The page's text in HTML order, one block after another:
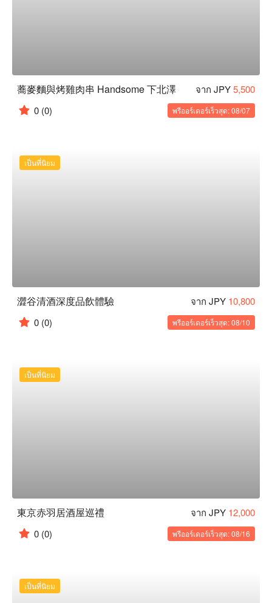
蕎麥麵與烤雞肉串 Handsome 下北澤 จาก JPY5,500
0 (0) พรีออร์เดอร์เร็วสุด: 08/07
เป็นที่นิยม
澀谷清酒深度品飲體驗 จาก JPY 10,800
0 (0) พรีออร์เดอร์เร็วสุด: 08/10
เป็นที่นิยม
東京赤羽居酒屋巡禮 จาก JPY 12,000
0 (0) พรีออร์เดอร์เร็วสุด: 08/16
เป็นที่นิยม